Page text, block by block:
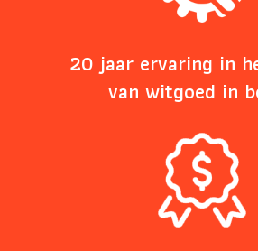
20 jaar ervaring in
van witgoed in